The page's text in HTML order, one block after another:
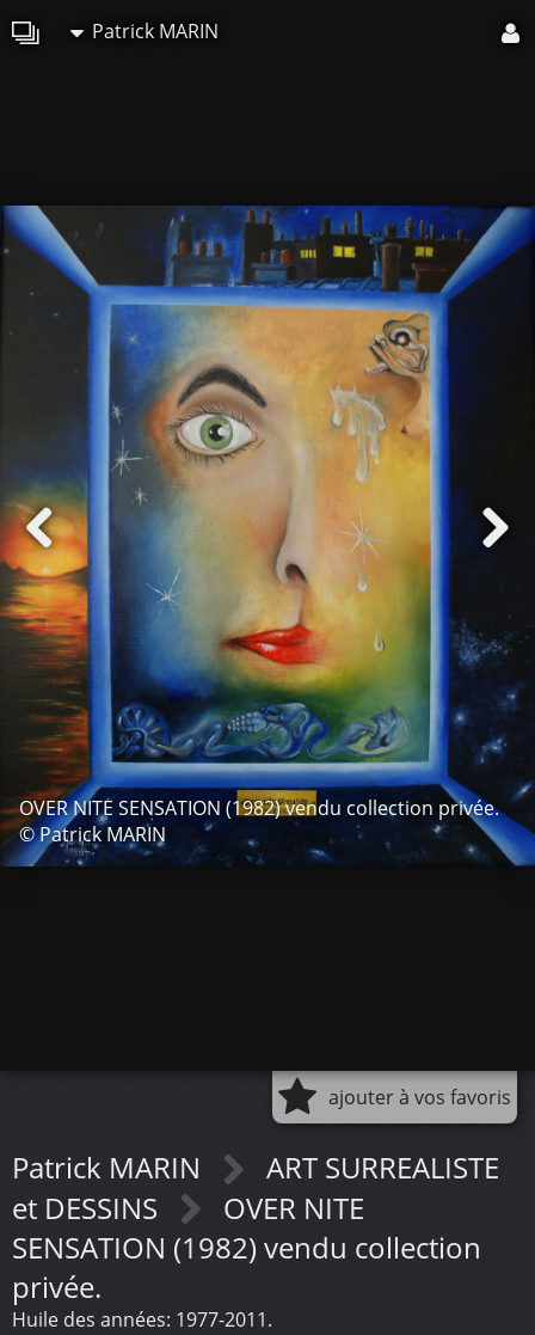
Patrick MARIN
OVER NITE SENSATION (1982) vendu collection privée.
© Patrick MARIN
ajouter à vos favoris
Patrick MARIN
ART SURREALISTE
et DESSINS
OVER NITE
SENSATION (1982) vendu collection
privée.
Huile des années: 1977-2011.